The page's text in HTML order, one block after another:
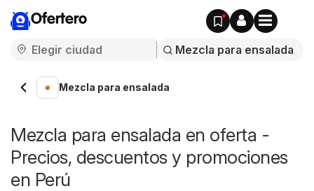
Ofertero
Mezcla para ensalada
Mezcla para ensalada en oferta -
Precios, descuentos y promociones
en Perú